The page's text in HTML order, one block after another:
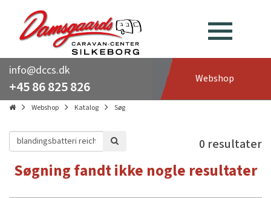
info@dccs.dk
+45 86 825 826 Webshop
Webshop Katalog Søg
0 resultater
Søgning fandt ikke nogle resultater